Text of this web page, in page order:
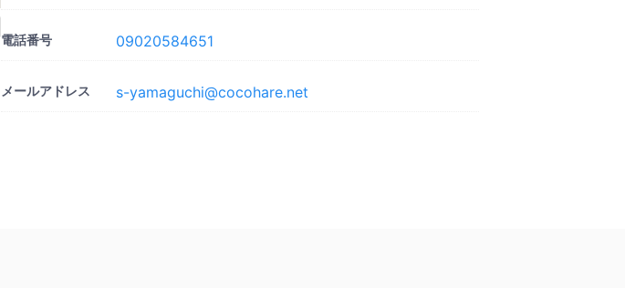
電話番号 09020584651
メールアドレス s-yamaguchi@cocohare.net